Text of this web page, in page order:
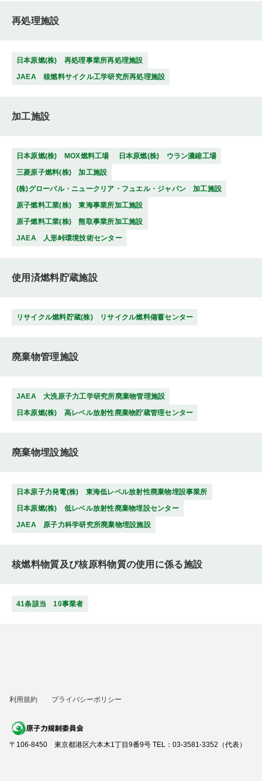
再処理施設
日本原燃(株) 再処理事業所再処理施設
JAEA 核燃料サイクル工学研究所再処理施設
加工施設
日本原燃(株) MOX燃料工場
日本原燃(株) ウラン濃縮工場
三菱原子燃料(株) 加工施設
(株)グローバル・ニュークリア・フュエル・ジャパン 加工施設
原子燃料工業(株) 東海事業所加工施設
原子燃料工業(株) 熊取事業所加工施設
JAEA 人形峠環境技術センター
使用済燃料貯蔵施設
リサイクル燃料貯蔵(株) リサイクル燃料備蓄センター
廃棄物管理施設
JAEA 大洗原子力工学研究所廃棄物管理施設
日本原燃(株) 高レベル放射性廃棄物貯蔵管理センター
廃棄物埋設施設
日本原子力発電(株) 東海低レベル放射性廃棄物埋設事業所
日本原燃(株) 低レベル放射性廃棄物埋設センター
JAEA 原子力科学研究所廃棄物埋設施設
核燃料物質及び核原料物質の使用に係る施設
41条該当 10事業者
利用規約 プライバシーポリシー
〒106-8450 東京都港区六本木1丁目9番9号 TEL：03-3581-3352（代表）